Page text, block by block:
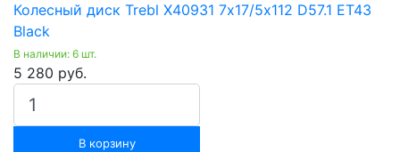
Колесный диск Trebl X40931 7х17/5х112 D57.1 ET43
Black
В наличии: 6 шт.
5 280 руб.
В корзину